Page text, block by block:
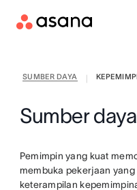
SUMBER DAYA
Sumber
Pemimpin yang kuat
membuka pekerjaan
keterampilan